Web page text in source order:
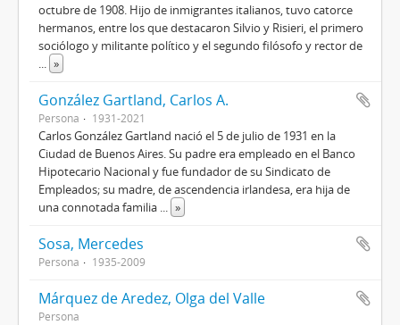
octubre de 1908. Hijo de inmigrantes italianos, tuvo catorce
hermanos, entre los que destacaron Silvio y Risieri, el primero
sociólogo y militante político y el segundo filósofo y rector de
... »
González Gartland, Carlos A.
Persona 1931-2021
Carlos González Gartland nació el 5 de julio de 1931 en la
Ciudad de Buenos Aires. Su padre era empleado en el Banco
Hipotecario Nacional y fue fundador de su Sindicato de
Empleados; su madre, de ascendencia irlandesa, era hija de
una connotada familia ... »
Sosa, Mercedes
Persona 1935-2009
Márquez de Aredez, Olga del Valle
Persona